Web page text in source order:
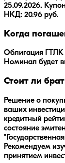
25.09.2026.
НКД: 20.96 руб.
Когда
Облигация ГТЛК
Номинал будет
Стоит ли
Решение о
ваших
кредитный
состояние
Рекомендуем
принятием